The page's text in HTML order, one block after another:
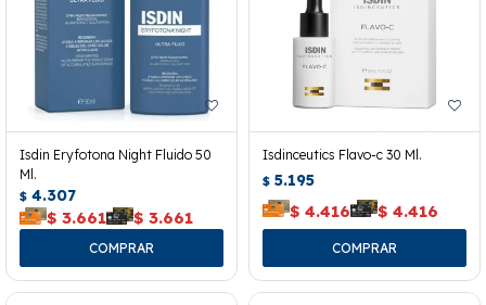
Isdin Eryfotona Night Fluido 50
Ml.
$ 4.307
$ 3.661 $ 3.661
Isdinceutics Flavo-c 30 Ml.
$ 5.195
$ 4.416 $ 4.416